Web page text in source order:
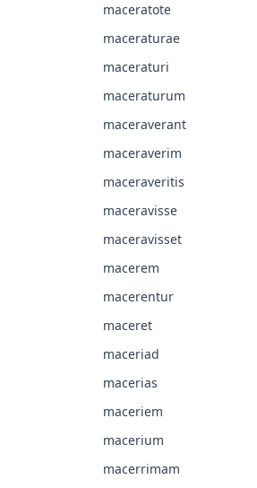
maceratote
maceraturae
maceraturi
maceraturum
maceraverant
maceraverim
maceraveritis
maceravisse
maceravisset
macerem
macerentur
maceret
maceriad
macerias
maceriem
macerium
macerrimam